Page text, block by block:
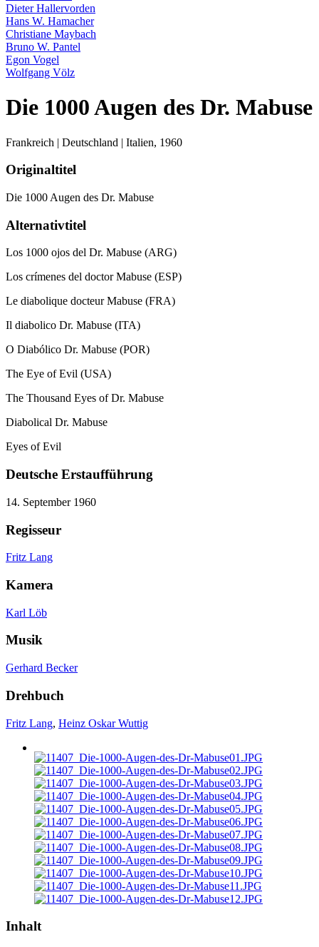
Dieter Hallervorden
Hans W. Hamacher
Christiane Maybach
Bruno W. Pantel
Egon Vogel
Wolfgang Völz
Die 1000 Augen des Dr. Mabuse
Frankreich | Deutschland | Italien, 1960
Originaltitel
Die 1000 Augen des Dr. Mabuse
Alternativtitel
Los 1000 ojos del Dr. Mabuse (ARG)
Los crímenes del doctor Mabuse (ESP)
Le diabolique docteur Mabuse (FRA)
Il diabolico Dr. Mabuse (ITA)
O Diabólico Dr. Mabuse (POR)
The Eye of Evil (USA)
The Thousand Eyes of Dr. Mabuse
Diabolical Dr. Mabuse
Eyes of Evil
Deutsche Erstaufführung
14. September 1960
Regisseur
Fritz Lang
Kamera
Karl Löb
Musik
Gerhard Becker
Drehbuch
Fritz Lang, Heinz Oskar Wuttig
Inhalt